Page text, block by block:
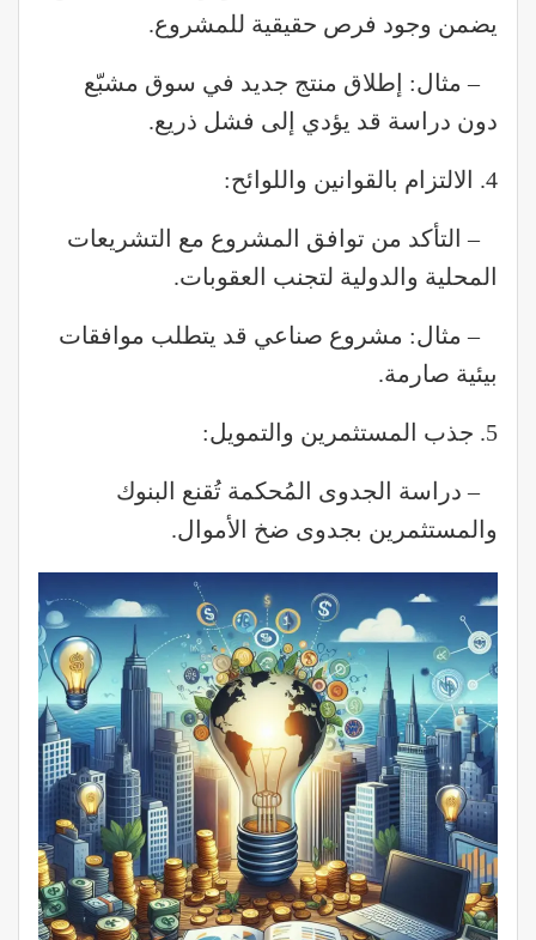
يضمن وجود فرص حقيقية للمشروع.
– مثال: إطلاق منتج جديد في سوق مشبّع
دون دراسة قد يؤدي إلى فشل ذريع.
4. الالتزام بالقوانين واللوائح:
– التأكد من توافق المشروع مع التشريعات
المحلية والدولية لتجنب العقوبات.
– مثال: مشروع صناعي قد يتطلب موافقات
بيئية صارمة.
5. جذب المستثمرين والتمويل:
– دراسة الجدوى المُحكمة تُقنع البنوك
والمستثمرين بجدوى ضخ الأموال.